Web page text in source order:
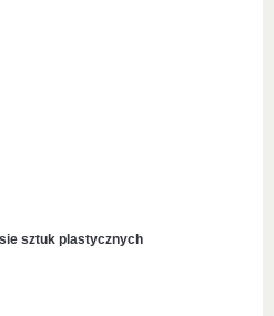
sztuk plastycznych